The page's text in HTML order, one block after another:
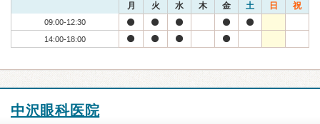
月 火 水 木 金 土 日 祝
09:00-12:30
14:00-18:00
中沢眼科医院